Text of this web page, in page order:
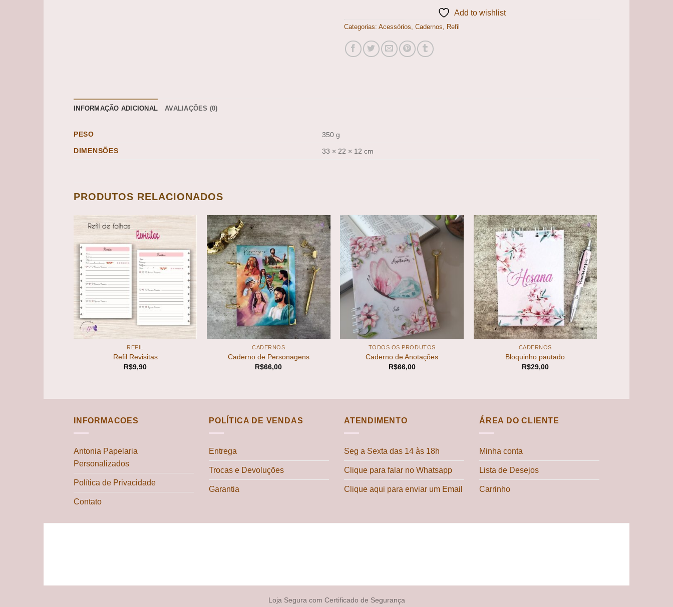
Add to wishlist
Categorias: Acessórios Cadernos Refil
INFORMAÇÃO ADICIONAL AVALIAÇÕES (0)
PESO
350 g
DIMENSÕES
33 × 22 × 12 cm
PRODUTOS RELACIONADOS
wishlist
+
REFIL
Refil Revisitas
R$9,90
Add to
wishlist
CADERNOS
Caderno de Personagens
R$66,00
wishlist
+
TODOS OS PRODUTOS
Caderno de Anotações
R$66,00
Add to
wishlist
+
CADERNOS
Bloquinho pautado
R$29,00
INFORMACOES
Antonia Papelaria
Personalizados
Política de Privacidade
Contato
POLÍTICA DE VENDAS
Entrega
Trocas e Devoluções
Garantia
ATENDIMENTO
Seg a Sexta das 14 às 18h
Clique para falar no Whatsapp
Clique aqui para enviar um Email
ÁREA DO CLIENTE
Minha conta
Lista de Desejos
Carrinho
Loja Segura com Certificado de Segurança